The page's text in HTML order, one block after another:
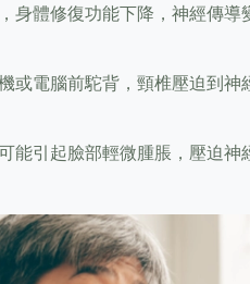
身體修復功能下降，神經傳
或電腦前駝背，頸椎壓迫到
能引起臉部輕微腫脹，壓迫